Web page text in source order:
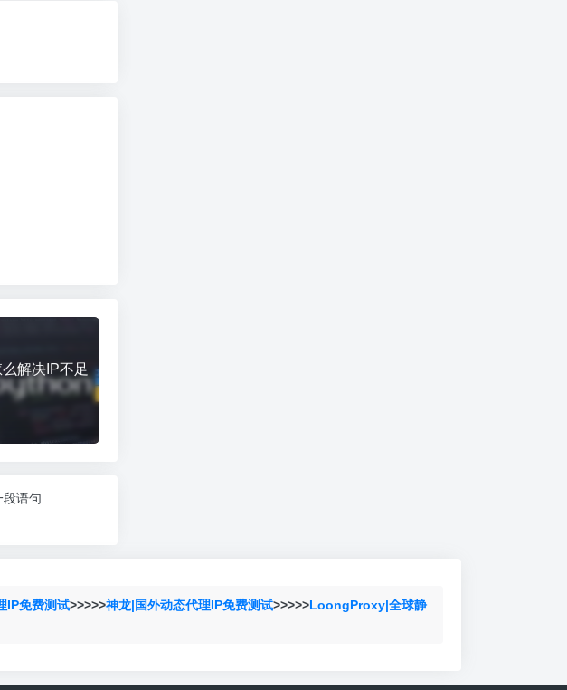
解决IP不足
语句
IP免费测试>>>>>神龙|国外动态代理IP免费测试>>>>>LoongProxy|全球静